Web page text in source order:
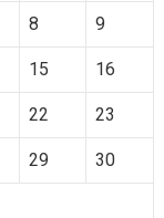
8 9
15 16
22 23
29 30